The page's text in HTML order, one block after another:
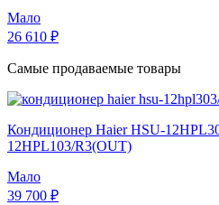
Мало
26 610 ₽
Самые продаваемые товары
Кондиционер Haier HSU-
12HPL103/R3(OUT)
Мало
39 700 ₽